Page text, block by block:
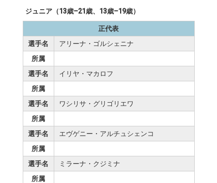
ジュニア（13歳–21歳、13歳–19歳）
正代表
選手名
アリーナ・ゴルシェニナ
所属
選手名
イリヤ・マカロフ
所属
選手名
ワシリサ・グリゴリエワ
所属
選手名
エヴゲニー・アルチュシェンコ
所属
選手名
ミラーナ・クジミナ
所属